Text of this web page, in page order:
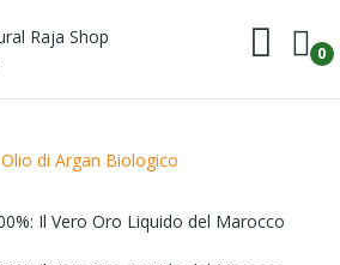
0
Olio di Argan Biologico